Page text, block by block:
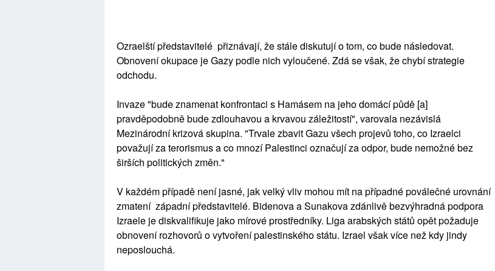
Ozraelští představitelé přiznávají, že stále diskutují o tom, co bude následovat.
Obnovení okupace je Gazy podle nich vyloučené. Zdá se však, že chybí strategie
odchodu.
Invaze "bude znamenat konfrontaci s Hamásem na jeho domácí půdě [a]
pravděpodobně bude zdlouhavou a krvavou záležitostí", varovala nezávislá
Mezinárodní krizová skupina. "Trvale zbavit Gazu všech projevů toho, co Izraelci
považují za terorismus a co mnozí Palestinci označují za odpor, bude nemožné bez
širších politických změn."
V každém případě není jasné, jak velký vliv mohou mít na případné poválečné urovnání
zmatení západní představitelé. Bidenova a Sunakova zdánlivě bezvýhradná podpora
Izraele je diskvalifikuje jako mírové prostředníky. Liga arabských států opět požaduje
obnovení rozhovorů o vytvoření palestinského státu. Izrael však více než kdy jindy
neposlouchá.